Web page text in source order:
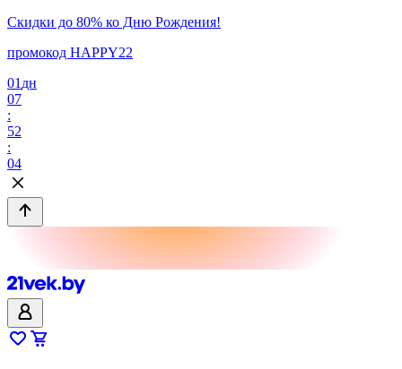
Скидки до 80% ко Дню Рождения!
промокод HAPPY22
01 дн
07
:
52
:
04